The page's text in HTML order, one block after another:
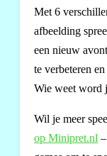
Met 6
afbeelding
een nieuw
te verbeteren
Wie weet word
Wil je meer
op Minipret.nl